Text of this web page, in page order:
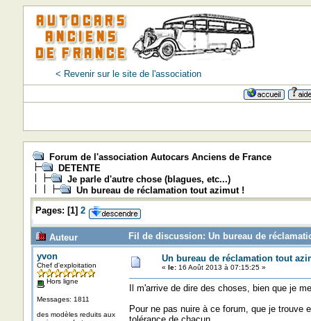
< Revenir sur le site de l'association
Forum de l'association Autocars Anciens de France
DETENTE
Je parle d'autre chose (blagues, etc...)
Un bureau de réclamation tout azimut !
Pages: [1] 2
Auteur
Fil de discussion: Un bureau de
yvon
Chef d'exploitation
Hors ligne
Messages: 1811
des modèles reduits aux
Un bureau de réclamation tout
« le:16 Août 2013 à 07:15:25 »
Il m'arrive de dire des choses, bien que je
Pour ne pas nuire à ce forum, que je